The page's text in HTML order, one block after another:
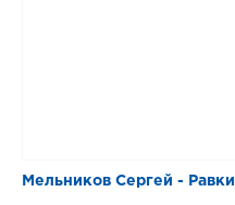
Мельников Сергей - Равки